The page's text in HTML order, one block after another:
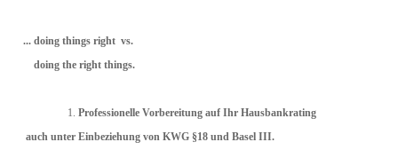
... doing things right vs.
doing the right things.
Professionelle Vorbereitung auf Ihr Hausbankrating
auch unter Einbeziehung von KWG §18 und Basel III.